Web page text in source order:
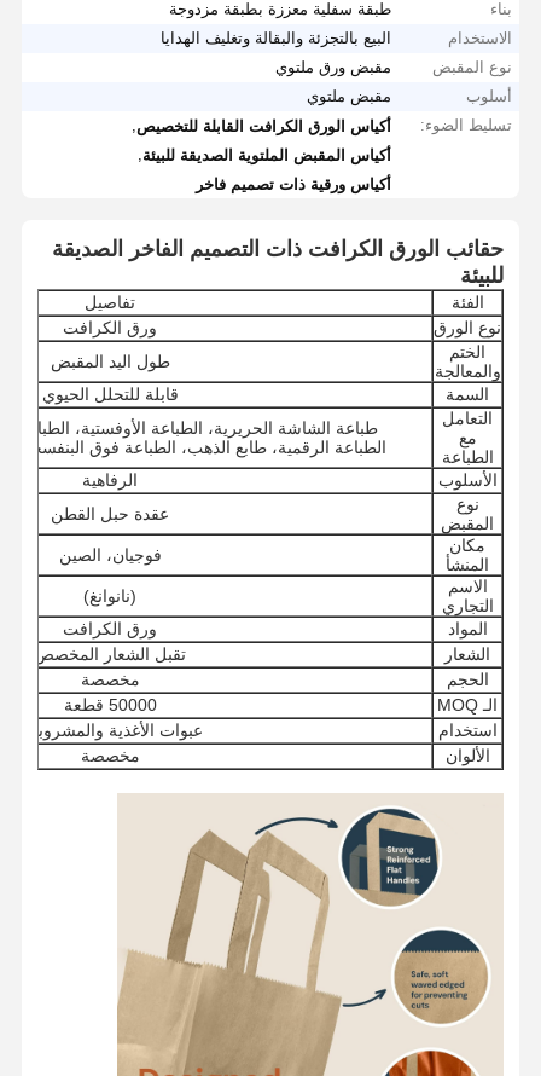
بناء
طبقة سفلية معززة بطبقة مزدوجة
الاستخدام
البيع بالتجزئة والبقالة وتغليف الهدايا
نوع المقبض
مقبض ورق ملتوي
أسلوب
مقبض ملتوي
تسليط الضوء:
أكياس الورق الكرافت القابلة للتخصيص
أكياس المقبض الملتوية الصديقة للبيئة
أكياس ورقية ذات تصميم فاخر
حقائب الورق الكرافت ذات التصميم الفاخر الصديقة
للبيئة
الفئة
تفاصيل
نوع الورق
ورق الكرافت
الختم
والمعالجة
طول اليد المقبض
السمة
قابلة للتحلل الحيوي
التعامل
مع
الطباعة
طباعة الشاشة الحريرية، الطباعة الأوفستية، الطباعة
الطباعة الرقمية، طابع الذهب، الطباعة فوق
الأسلوب
الرفاهية
نوع
المقبض
عقدة حبل القطن
مكان
المنشأ
فوجيان، الصين
الاسم
التجاري
(نانوانغ)
المواد
ورق الكرافت
الشعار
تقبل الشعار المخصص
الحجم
مخصصة
الـ MOQ
50000 قطعة
استخدام
عبوات الأغذية والمشروبات
الألوان
مخصصة